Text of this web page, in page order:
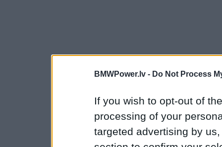
BMWPower.lv - Do Not Process
If you wish to opt-out of
processing of your
targeted advertising by